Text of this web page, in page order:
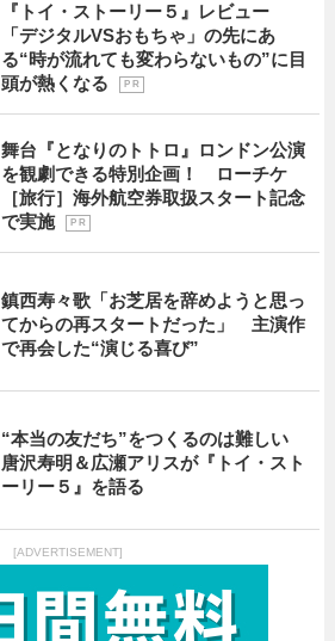
『トイ・ストーリー５』レビュー
「デジタルVSおもちゃ」の先にあ
る“時が流れても変わらないもの”に目
頭が熱くなる
P R
舞台『となりのトトロ』ロンドン公演
を観劇できる特別企画！ ローチケ
［旅行］海外航空券取扱スタート記念
で実施
P R
鎮西寿々歌「お芝居を辞めようと思っ
てからの再スタートだった」 主演作
で再会した“演じる喜び”
“本当の友だち”をつくるのは難しい
唐沢寿明＆広瀬アリスが『トイ・スト
ーリー５』を語る
[ADVERTISEMENT]